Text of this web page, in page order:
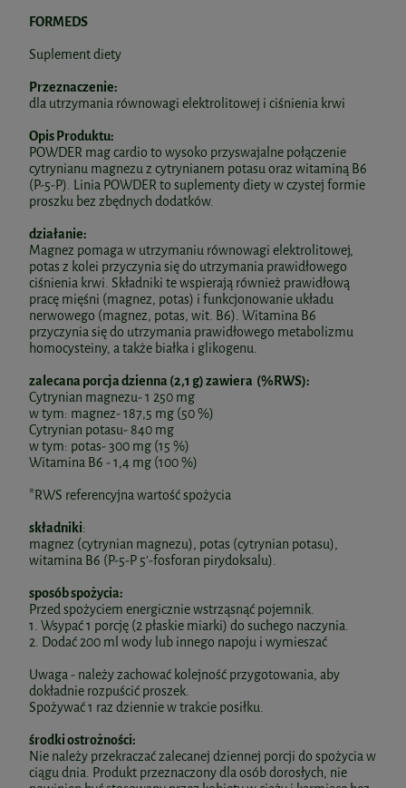
FORMEDS
Suplement diety
Przeznaczenie:
dla utrzymania równowagi elektrolitowej i ciśnienia krwi
Opis Produktu:
POWDER mag cardio to wysoko przyswajalne połączenie
cytrynianu magnezu z cytrynianem potasu oraz witaminą B6
(P-5-P). Linia POWDER to suplementy diety w czystej formie
proszku bez zbędnych dodatków.
działanie:
Magnez pomaga w utrzymaniu równowagi elektrolitowej,
potas z kolei przyczynia się do utrzymania prawidłowego
ciśnienia krwi. Składniki te wspierają również prawidłową
pracę mięśni (magnez, potas) i funkcjonowanie układu
nerwowego (magnez, potas, wit. B6). Witamina B6
przyczynia się do utrzymania prawidłowego metabolizmu
homocysteiny, a także białka i glikogenu.
zalecana porcja dzienna (2,1 g) zawiera (%RWS):
Cytrynian magnezu- 1 250 mg
w tym: magnez- 187,5 mg (50 %)
Cytrynian potasu- 840 mg
w tym: potas- 300 mg (15 %)
Witamina B6 - 1,4 mg (100 %)
*RWS referencyjna wartość spożycia
składniki:
magnez (cytrynian magnezu), potas (cytrynian potasu),
witamina B6 (P-5-P 5'-fosforan pirydoksalu).
sposób spożycia:
Przed spożyciem energicznie wstrząsnąć pojemnik.
1. Wsypać 1 porcję (2 płaskie miarki) do suchego naczynia.
2. Dodać 200 ml wody lub innego napoju i wymieszać
Uwaga - należy zachować kolejność przygotowania, aby
dokładnie rozpuścić proszek.
Spożywać 1 raz dziennie w trakcie posiłku.
środki ostrożności:
Nie należy przekraczać zalecanej dziennej porcji do spożycia w
ciągu dnia. Produkt przeznaczony dla osób dorosłych, nie